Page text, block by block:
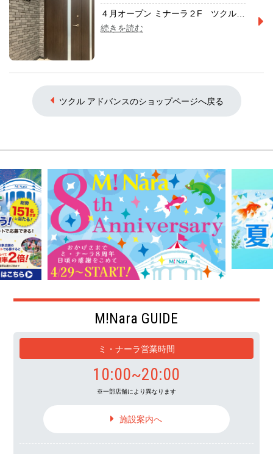
続きを読む
ツクル アドバンスのショップページへ戻る
M!Nara GUIDE
ミ・ナーラ営業時間
10:00~20:00
一部店舗により異なります
施設案内へ